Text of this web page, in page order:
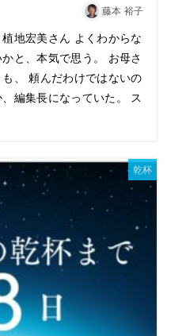
藤本 裕子
地宏美さん よくわからな
と、本気で思う。 お母さ
、 頼んだわけではないの
編集長になっていた。 ス
乾杯